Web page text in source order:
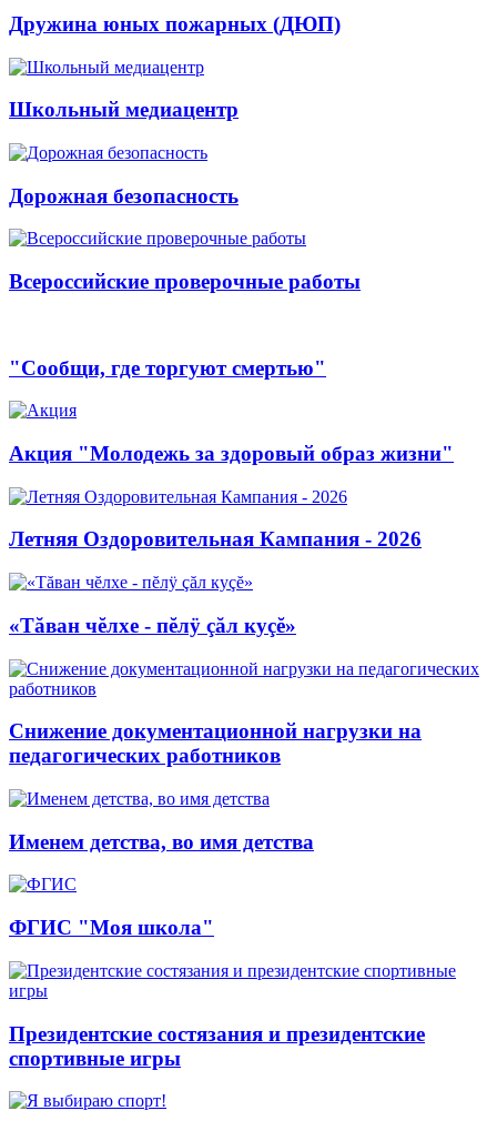
Дружина юных пожарных (ДЮП)
Школьный медиацентр
Дорожная безопасность
Всероссийские проверочные работы
"Сообщи, где торгуют смертью"
Акция "Молодежь за здоровый образ жизни"
Летняя Оздоровительная Кампания - 2026
«Тăван чĕлхе - пĕлÿ çăл куçĕ»
Снижение документационной нагрузки на
педагогических работников
Именем детства, во имя детства
ФГИС "Моя школа"
Президентские состязания и президентские
спортивные игры